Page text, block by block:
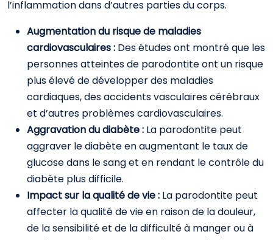
l’inflammation dans d’autres parties du corps.
Augmentation du risque de maladies
cardiovasculaires : Des études ont montré que les
personnes atteintes de parodontite ont un risque
plus élevé de développer des maladies
cardiaques, des accidents vasculaires cérébraux
et d’autres problèmes cardiovasculaires.
Aggravation du diabète : La parodontite peut
aggraver le diabète en augmentant le taux de
glucose dans le sang et en rendant le contrôle du
diabète plus difficile.
Impact sur la qualité de vie : La parodontite peut
affecter la qualité de vie en raison de la douleur,
de la sensibilité et de la difficulté à manger ou à